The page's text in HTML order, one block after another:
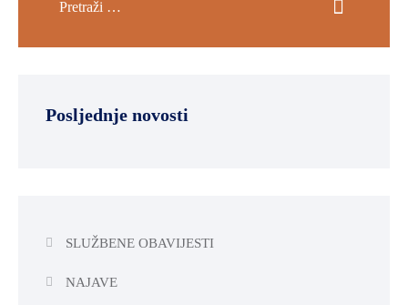
Posljednje novosti
SLUŽBENE OBAVIJESTI
NAJAVE